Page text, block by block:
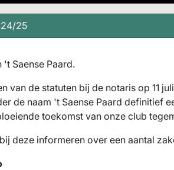
25
't Saense Paard.
van de statuten bij de notaris op 11
de naam 't Saense Paard definitief
toekomst van onze club
deze informeren over een aantal